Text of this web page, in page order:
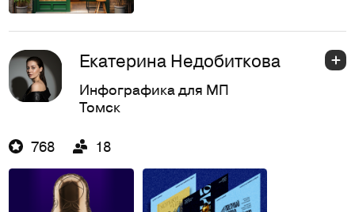
Екатерина Недобиткова
Инфографика для МП
Томск
768 18